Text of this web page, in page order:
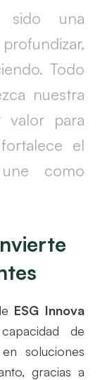
sido una
Todo
nuestra
valor para
el
como
ESG Innova
de
soluciones
gracias a